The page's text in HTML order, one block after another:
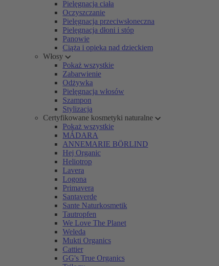
Pielęgnacja ciała
Oczyszczanie
Pielęgnacja przeciwsłoneczna
Pielęgnacja dłoni i stóp
Panowie
Ciąża i opieka nad dzieckiem
Włosy
Pokaż wszystkie
Zabarwienie
Odżywka
Pielęgnacja włosów
Szampon
Stylizacja
Certyfikowane kosmetyki naturalne
Pokaż wszystkie
MÁDARA
ANNEMARIE BÖRLIND
Hej Organic
Heliotrop
Lavera
Logona
Primavera
Santaverde
Sante Naturkosmetik
Tautropfen
We Love The Planet
Weleda
Mukti Organics
Cattier
GG's True Organics